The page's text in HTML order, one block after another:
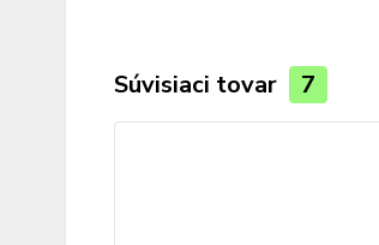
Súvisiaci tovar 7